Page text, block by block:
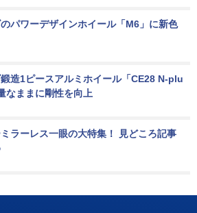
パワーデザインホイール「M6」に新色
造1ピースアルミホイール「CE28 N-plu
なままに剛性を向上
ラーレス一眼の大特集！ 見どころ記事